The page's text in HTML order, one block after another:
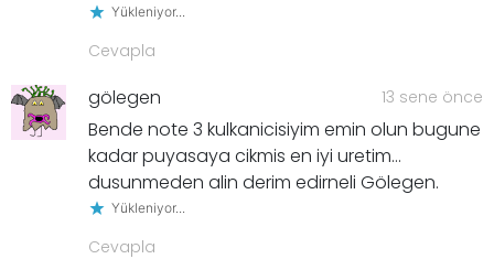
Yükleniyor...
Cevapla
gölegen 13 sene önce
Bende note 3 kulkanicisiyim emin olun bugune
kadar puyasaya cikmis en iyi uretim…
dusunmeden alin derim edirneli Gölegen.
Yükleniyor...
Cevapla